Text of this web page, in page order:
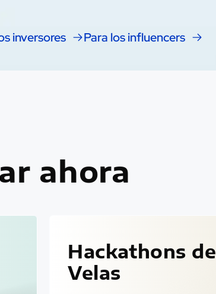
inversores Para los influencers
ahora
Hackathons de
Velas